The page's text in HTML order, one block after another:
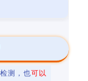
测，也可以